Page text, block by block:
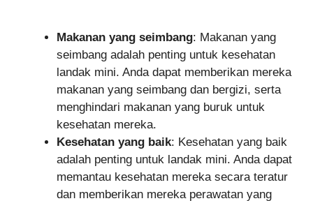
Makanan yang seimbang: Makanan yang
seimbang adalah penting untuk kesehatan
landak mini. Anda dapat memberikan mereka
makanan yang seimbang dan bergizi, serta
menghindari makanan yang buruk untuk
kesehatan mereka.
Kesehatan yang baik: Kesehatan yang baik
adalah penting untuk landak mini. Anda dapat
memantau kesehatan mereka secara teratur
dan memberikan mereka perawatan yang